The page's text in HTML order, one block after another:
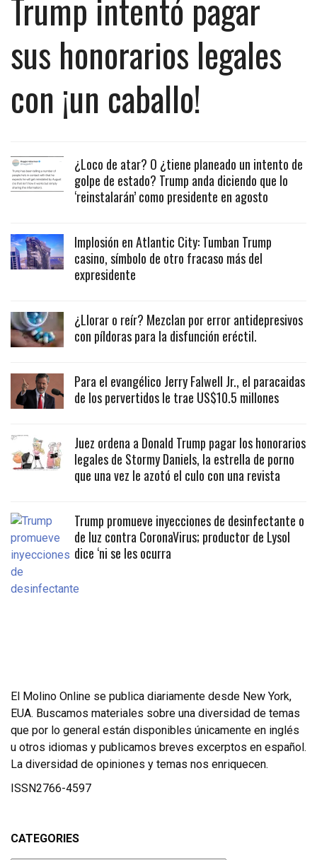
Trump intentó pagar
sus honorarios legales
con ¡un caballo!
¿Loco de atar? O ¿tiene planeado un intento de
golpe de estado? Trump anda diciendo que lo
‘reinstalarán’ como presidente en agosto
Implosión en Atlantic City: Tumban Trump
casino, símbolo de otro fracaso más del
expresidente
¿Llorar o reír? Mezclan por error antidepresivos
con píldoras para la disfunción eréctil.
Para el evangélico Jerry Falwell Jr., el paracaidas
de los pervertidos le trae US$10.5 millones
Juez ordena a Donald Trump pagar los honorarios
legales de Stormy Daniels, la estrella de porno
que una vez le azotó el culo con una revista
Trump promueve inyecciones de desinfectante o
de luz contra CoronaVirus; productor de Lysol
dice ‘ni se les ocurra
El Molino Online se publica diariamente desde New York,
EUA. Buscamos materiales sobre una diversidad de temas
que por lo general están disponibles únicamente en inglés
u otros idiomas y publicamos breves excerptos en español.
La diversidad de opiniones y temas nos enriquecen.
ISSN2766-4597
CATEGORIES